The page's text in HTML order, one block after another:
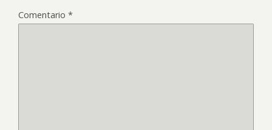
Comentario *